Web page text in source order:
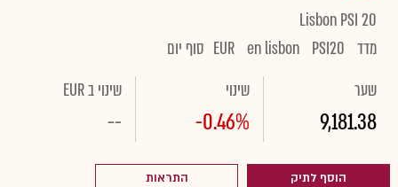
Lisbon PSI 20
מדד PSI20
en lisbon
EUR סוף יום
שער
9,181.38
שינוי
-0.46%
שינוי ב EUR
--
הוסף לתיק התראות